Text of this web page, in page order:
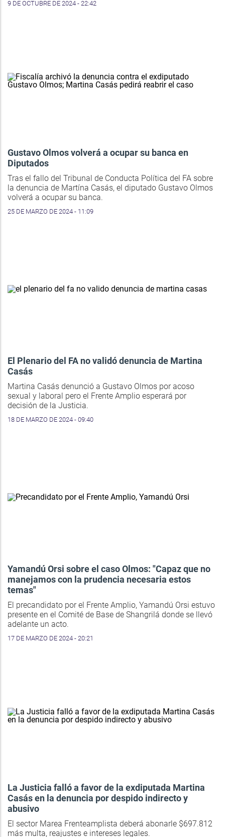
9 DE OCTUBRE DE 2024 - 22:42
Gustavo Olmos volverá a ocupar su banca en
Diputados
Tras el fallo del Tribunal de Conducta Política del FA sobre
la denuncia de Martína Casás, el diputado Gustavo Olmos
volverá a ocupar su banca.
25 DE MARZO DE 2024 - 11:09
El Plenario del FA no validó denuncia de Martina
Casás
Martina Casás denunció a Gustavo Olmos por acoso
sexual y laboral pero el Frente Amplio esperará por
decisión de la Justicia.
18 DE MARZO DE 2024 - 09:40
Yamandú Orsi sobre el caso Olmos: "Capaz que no
manejamos con la prudencia necesaria estos
temas"
El precandidato por el Frente Amplio, Yamandú Orsi estuvo
presente en el Comité de Base de Shangrilá donde se llevó
adelante un acto.
17 DE MARZO DE 2024 - 20:21
La Justicia falló a favor de la exdiputada Martina
Casás en la denuncia por despido indirecto y
abusivo
El sector Marea Frenteamplista deberá abonarle $697.812
más multa, reajustes e intereses legales.